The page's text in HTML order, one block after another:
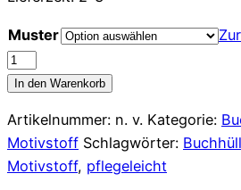
Muster
Buchhülle,
Motivstoff
einzigartigen
"Stoffi-
Design",
In den Warenkorb
Artikelnummer: n. v. Kategorie:
Motivstoff Schlagwörter:
Motivstoff, pflegeleicht